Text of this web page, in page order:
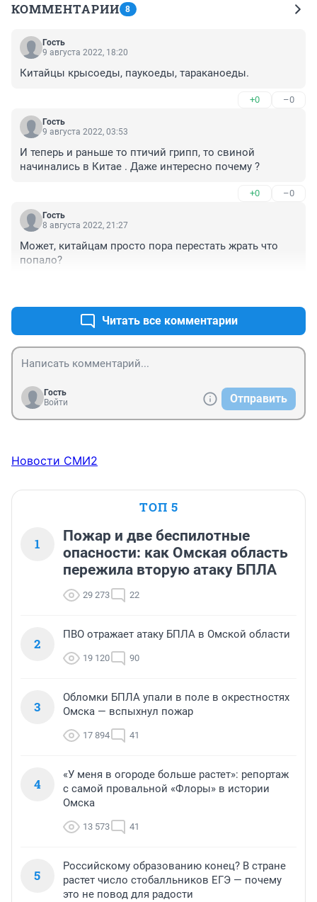
КОММЕНТАРИИ 8
Гость
9 августа 2022, 18:20
Китайцы крысоеды, паукоеды, тараканоеды.
+0 –0
Гость
9 августа 2022, 03:53
И теперь и раньше то птичий грипп, то свиной
начинались в Китае . Даже интересно почему ?
+0 –0
Гость
8 августа 2022, 21:27
Может, китайцам просто пора перестать жрать что
попало?
Читать все комментарии
Гость
Войти
Отправить
Новости СМИ2
ТОП 5
1
Пожар и две беспилотные
опасности: как Омская область
пережила вторую атаку БПЛА
29 273 22
2
ПВО отражает атаку БПЛА в Омской области
19 120 90
3
Обломки БПЛА упали в поле в окрестностях
Омска — вспыхнул пожар
17 894 41
4
«У меня в огороде больше растет»: репортаж
с самой провальной «Флоры» в истории
Омска
13 573 41
5
Российскому образованию конец? В стране
растет число стобалльников ЕГЭ — почему
это не повод для радости